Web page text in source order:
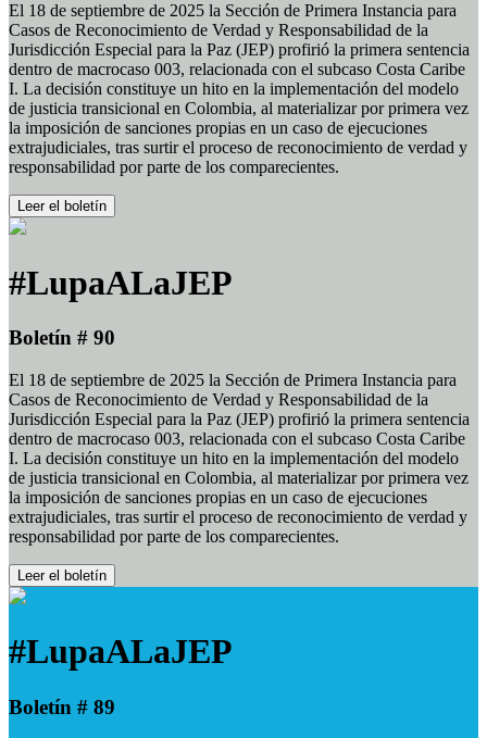
El 18 de septiembre de 2025 la Sección de Primera Instancia para
Casos de Reconocimiento de Verdad y Responsabilidad de la
Jurisdicción Especial para la Paz (JEP) profirió la primera sentencia
dentro de macrocaso 003, relacionada con el subcaso Costa Caribe
I. La decisión constituye un hito en la implementación del modelo
de justicia transicional en Colombia, al materializar por primera vez
la imposición de sanciones propias en un caso de ejecuciones
extrajudiciales, tras surtir el proceso de reconocimiento de verdad y
responsabilidad por parte de los comparecientes.
Leer el boletín
#LupaALaJEP
Boletín # 90
El 18 de septiembre de 2025 la Sección de Primera Instancia para
Casos de Reconocimiento de Verdad y Responsabilidad de la
Jurisdicción Especial para la Paz (JEP) profirió la primera sentencia
dentro de macrocaso 003, relacionada con el subcaso Costa Caribe
I. La decisión constituye un hito en la implementación del modelo
de justicia transicional en Colombia, al materializar por primera vez
la imposición de sanciones propias en un caso de ejecuciones
extrajudiciales, tras surtir el proceso de reconocimiento de verdad y
responsabilidad por parte de los comparecientes.
Leer el boletín
#LupaALaJEP
Boletín # 89